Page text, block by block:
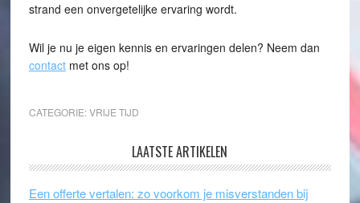
strand een onvergetelijke ervaring wordt.
Wil je nu je eigen kennis en ervaringen delen? Neem dan
contactmet ons op!
CATEGORIE:VRIJE TIJD
LAATSTE ARTIKELEN
Een offerte vertalen: zo voorkom je misverstanden bij